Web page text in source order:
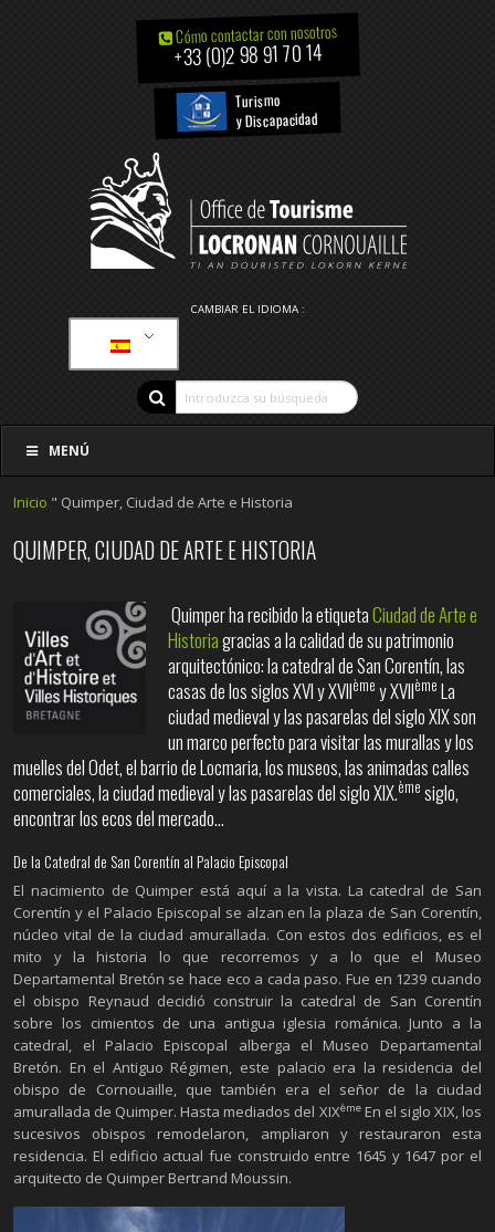
Cómo contactar con nosotros
+33 (0)2 98 91 70 14
Turismo
y Discapacidad
CAMBIAR EL IDIOMA :
MENÚ
Inicio " Quimper, Ciudad de Arte e Historia
QUIMPER, CIUDAD DE ARTE E HISTORIA
Quimper ha recibido la etiquetaCiudad de Arte e
Historiagracias a la calidad de su patrimonio
arquitectónico: la catedral de San Corentín, las
casas de los siglos XVI y XVIIème y XVIIème La
ciudad medieval y las pasarelas del siglo XIX son
un marco perfecto para visitar las murallas y los
muelles del Odet, el barrio de Locmaria, los museos, las animadas calles
comerciales, la ciudad medieval y las pasarelas del siglo XIX.ème siglo,
encontrar los ecos del mercado...
De la Catedral de San Corentín al Palacio Episcopal
El nacimiento de Quimper está aquí a la vista. La catedral de San
Corentín y el Palacio Episcopal se alzan en la plaza de San Corentín,
núcleo vital de la ciudad amurallada. Con estos dos edificios, es el
mito y la historia lo que recorremos y a lo que el Museo
Departamental Bretón se hace eco a cada paso. Fue en 1239 cuando
el obispo Reynaud decidió construir la catedral de San Corentín
sobre los cimientos de una antigua iglesia románica. Junto a la
catedral, el Palacio Episcopal alberga el Museo Departamental
Bretón. En el Antiguo Régimen, este palacio era la residencia del
obispo de Cornouaille, que también era el señor de la ciudad
amurallada de Quimper. Hasta mediados del XIXèmeEn el siglo XIX, los
sucesivos obispos remodelaron, ampliaron y restauraron esta
residencia. El edificio actual fue construido entre 1645 y 1647 por el
arquitecto de Quimper Bertrand Moussin.